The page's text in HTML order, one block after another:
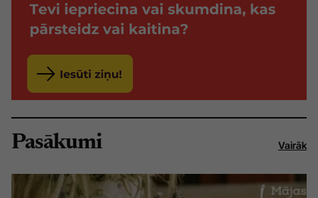
Pasākumi Vairāk